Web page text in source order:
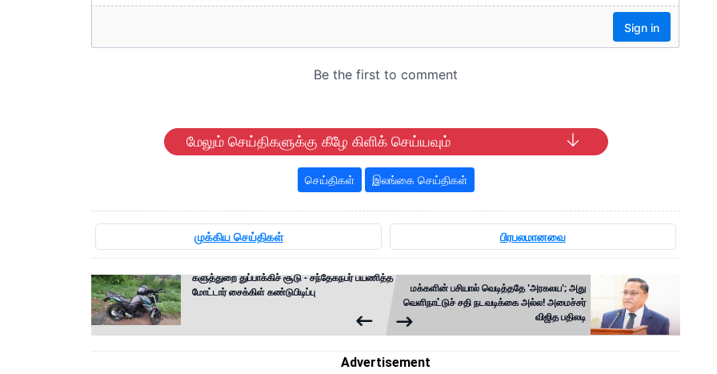
மேலும் செய்திகளுக்கு கீழே கிளிக் செய்யவும்
செய்திகள் இலங்கை செய்திகள்
முக்கிய செய்திகள் பிரபலமானவை
களுத்துறை துப்பாக்கிச் சூடு - சந்தேகநபர் பயணித்த
மோட்டார் சைக்கிள் கண்டுபிடிப்பு
மக்களின் பசியால் வெடித்ததே 'அரகலய'; அது
வெளிநாட்டுச் சதி நடவடிக்கை அல்ல! அமைச்சர்
விஜித பதிலடி
Advertisement